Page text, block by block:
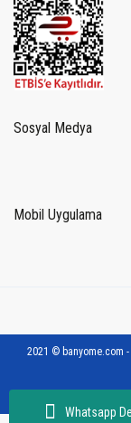
Whatsapp
Sosyal Medya
Mobil Uygulama
2021 © banyome.com -